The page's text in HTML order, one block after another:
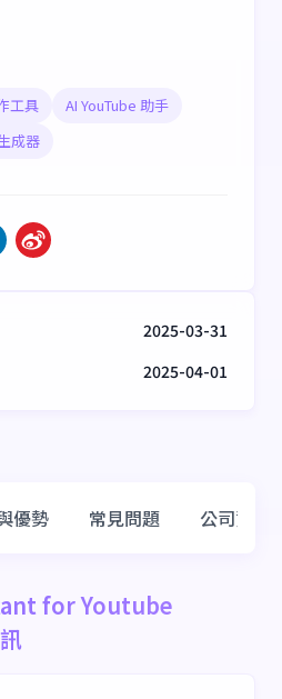
工具
AI YouTube 助手
成器
2025-03-31
2025-04-01
優勢 常見問題 公司資訊
for Youtube